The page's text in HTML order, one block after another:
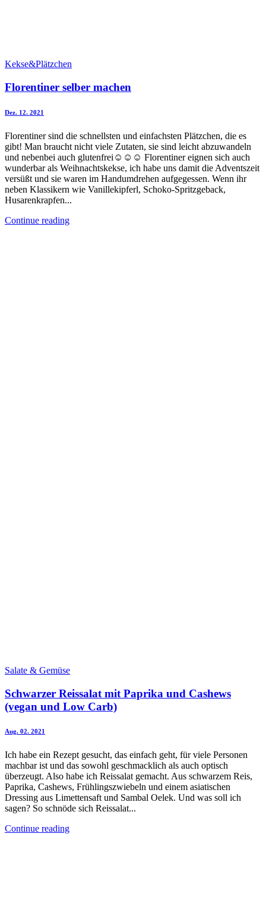
Kekse&Plätzchen
Florentiner selber machen
Dez. 12. 2021
Florentiner sind die schnellsten und einfachsten Plätzchen, die es
gibt! Man braucht nicht viele Zutaten, sie sind leicht abzuwandeln
und nebenbei auch glutenfrei☺️☺️☺️ Florentiner eignen sich auch
wunderbar als Weihnachtskekse, ich habe uns damit die Adventszeit
versüßt und sie waren im Handumdrehen aufgegessen. Wenn ihr
neben Klassikern wie Vanillekipferl, Schoko-Spritzgeback,
Husarenkrapfen...
Continue reading
Salate & Gemüse
Schwarzer Reissalat mit Paprika und Cashews
(vegan und Low Carb)
Aug. 02. 2021
Ich habe ein Rezept gesucht, das einfach geht, für viele Personen
machbar ist und das sowohl geschmacklich als auch optisch
überzeugt. Also habe ich Reissalat gemacht. Aus schwarzem Reis,
Paprika, Cashews, Frühlingszwiebeln und einem asiatischen
Dressing aus Limettensaft und Sambal Oelek. Und was soll ich
sagen? So schnöde sich Reissalat...
Continue reading